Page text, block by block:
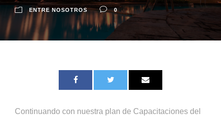
ENTRE NOSOTROS 0
Continuando con nuestra plan de Capacitaciones del